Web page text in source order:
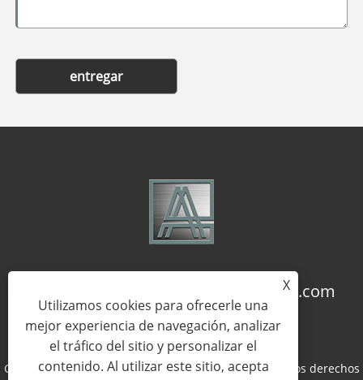
entregar
coco@qj-alu.com
Copyright © 2023 Aluassy Aluminium Co., Ltd. Todos los derechos
X
Utilizamos cookies para ofrecerle una
mejor experiencia de navegación, analizar
el tráfico del sitio y personalizar el
contenido. Al utilizar este sitio, acepta